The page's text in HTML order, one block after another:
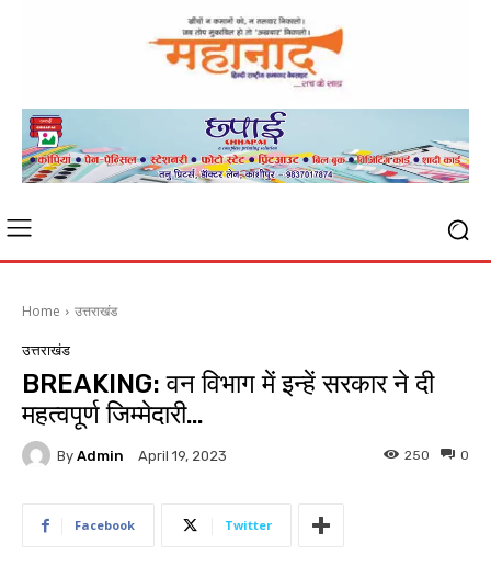
Home उत्तराखंड
उत्तराखंड
BREAKING: वन विभाग में इन्हें सरकार ने दी
महत्वपूर्ण जिम्मेदारी…
By Admin April 19, 2023 0
250
Facebook Twitter